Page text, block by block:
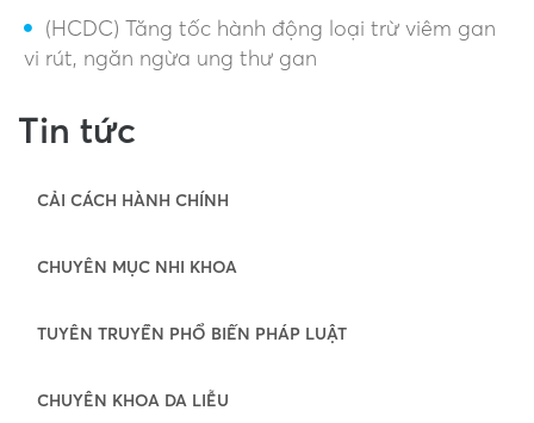
(HCDC) Tăng tốc hành động loại trừ viêm gan
vi rút, ngăn ngừa ung thư gan
Tin tức
CẢI CÁCH HÀNH CHÍNH
CHUYÊN MỤC NHI KHOA
TUYÊN TRUYỀN PHỔ BIẾN PHÁP LUẬT
CHUYÊN KHOA DA LIỄU